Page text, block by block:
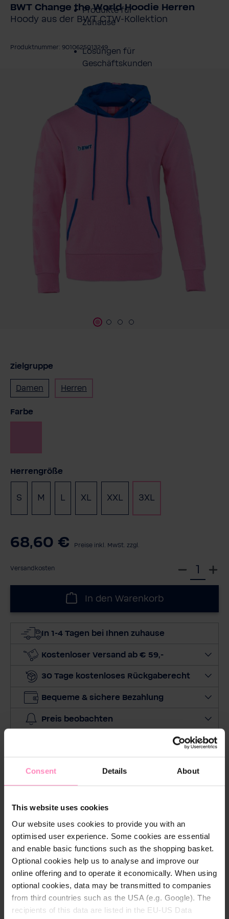
Consent Details About
This website uses cookies
Our website uses cookies to provide you with an
optimised user experience. Some cookies are essential
and enable basic functions such as the shopping basket.
Optional cookies help us to analyse and improve our
online offering and to operate it economically. When using
optional cookies, data may be transmitted to companies
from third countries such as the USA (e.g. Google). The
recipients of this data are listed in the EU-US Data
Produkte für
Zuhause
Lösungen für
Geschäftskunden
Kundenservice
Über BWT
BWT im Sport
BWT Change the World Hoodie Herren
Hoody aus der BWT CTW-Kollektion
Produktnummer: 9010625013249
Zielgruppe
Damen Herren
Farbe
Herrengröße
S M L XL XXL 3XL
68,60 € Preise inkl. MwSt. zzgl.
Versandkosten
W
e
e
e
g
u
s
In den Warenkorb
In 1-4 Tagen bei Ihnen zuhause
Kostenloser Versand ab € 59,-
30 Tage kostenloses Rückgaberecht
Bequeme & sichere Bezahlung
Preis beobachten
Beschreibung
Change the World - sip-by-sip
Mit der neuen BWT Kollektion liegen Sie voll im
Trend. Der Kapuzenpullover in den BWT Farben ist ein
richtiger Hingucker. Der angenehm warme BWT
Hoodie wird bei jeder Gelegenheit zum warmen